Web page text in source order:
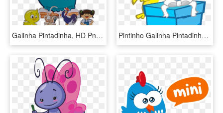
Galinha Pintadinha, HD Png Download Pintinho Galinha Pintadinha Png, Transparent Png